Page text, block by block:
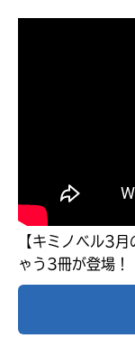
【キミノベル3
ゃう3冊が登場！